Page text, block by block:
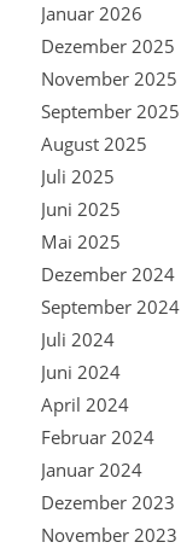
Januar 2026
Dezember 2025
November 2025
September 2025
August 2025
Juli 2025
Juni 2025
Mai 2025
Dezember 2024
September 2024
Juli 2024
Juni 2024
April 2024
Februar 2024
Januar 2024
Dezember 2023
November 2023